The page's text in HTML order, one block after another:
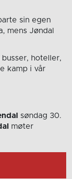
sin egen
mens Jøndal
hoteller,
kamp i vår
søndag 30.
møter